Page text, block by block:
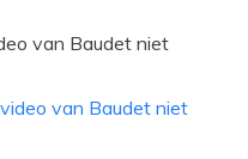
van Baudet niet